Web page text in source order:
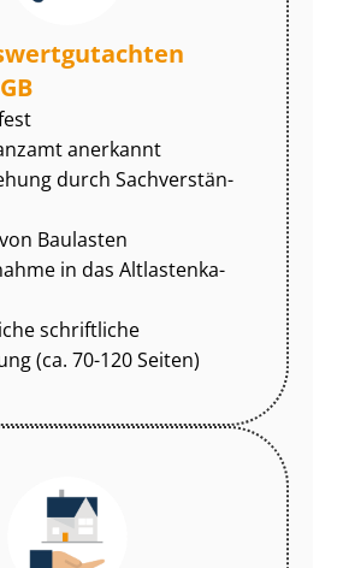
anerkannt
durch Sach­ver­stän­
Baulasten
in das Alt­las­ten­ka­
schriftliche
(ca. 70-120 Seiten)